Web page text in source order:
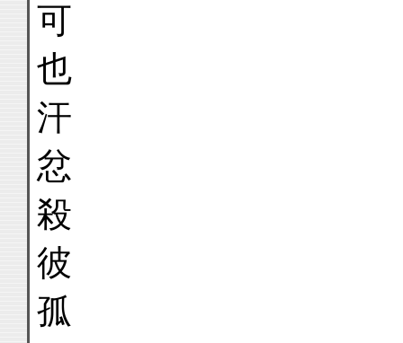
也
忿
殺